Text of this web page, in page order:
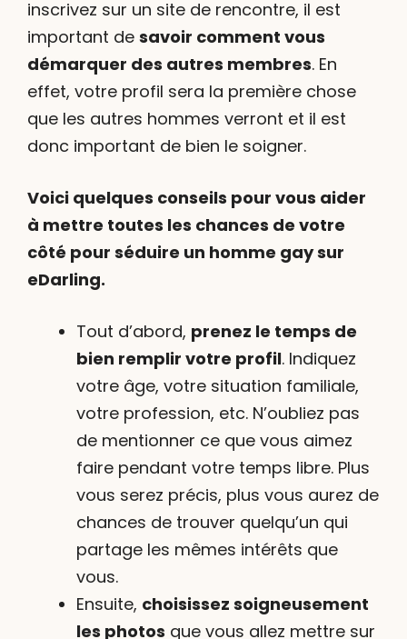
inscrivez sur un site de rencontre, il est
important de savoir comment vous
démarquer des autres membres. En
effet, votre profil sera la première chose
que les autres hommes verront et il est
donc important de bien le soigner.
Voici quelques conseils pour vous aider
à mettre toutes les chances de votre
côté pour séduire un homme gay sur
eDarling.
Tout d’abord, prenez le temps de
bien remplir votre profil. Indiquez
votre âge, votre situation familiale,
votre profession, etc. N’oubliez pas
de mentionner ce que vous aimez
faire pendant votre temps libre. Plus
vous serez précis, plus vous aurez de
chances de trouver quelqu’un qui
partage les mêmes intérêts que
vous.
Ensuite, choisissez soigneusement
les photos que vous allez mettre sur